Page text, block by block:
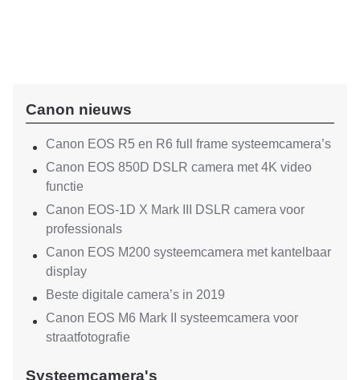
Canon nieuws
Canon EOS R5 en R6 full frame systeemcamera’s
Canon EOS 850D DSLR camera met 4K video
functie
Canon EOS-1D X Mark III DSLR camera voor
professionals
Canon EOS M200 systeemcamera met kantelbaar
display
Beste digitale camera’s in 2019
Canon EOS M6 Mark II systeemcamera voor
straatfotografie
Systeemcamera's